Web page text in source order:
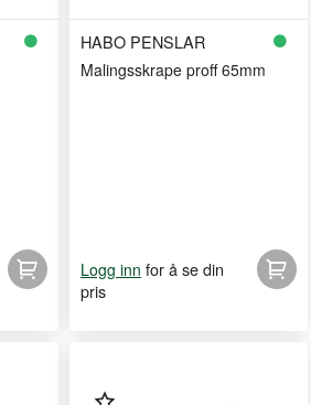
HABO PENSLAR
Malingsskrape proff 65mm
Logg inn for å se din
pris